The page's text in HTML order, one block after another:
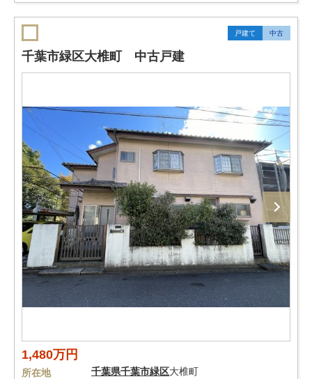
戸建て 中古
千葉市緑区大椎町 中古戸建
1,480万円
所在地 千葉県千葉市緑区大椎町